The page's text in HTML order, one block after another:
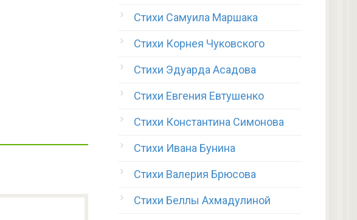
Стихи Самуила Маршака
Стихи Корнея Чуковского
Стихи Эдуарда Асадова
Стихи Евгения Евтушенко
Стихи Константина Симонова
Стихи Ивана Бунина
Стихи Валерия Брюсова
Стихи Беллы Ахмадулиной